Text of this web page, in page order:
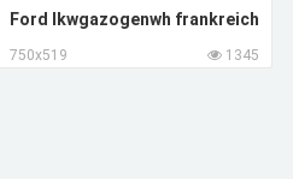
Ford lkwgazogenwh frankreich
750x519 1345